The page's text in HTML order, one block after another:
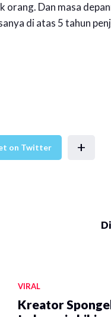
orang. Dan masa
di atas 5 tahun
on Twitter +
VIRAL
Kreator